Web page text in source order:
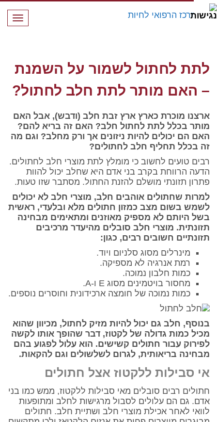
לתת לחתול לשמור על השמנת
– האם מותר לתת חלב לחתול?
ארצנו מוכרת כארץ ארץ זבת חלב (ודבש), אבל האם
מותר בכלל לתת לחתול חלב? האם זה בריא להם?
האם הם יכולים להיות ניזונים אך ורק מחלב? וגם מה
זה בכלל תחליף חלב לחתולים?
רבים טועים לחשוב כי מומלץ לתת מוצרי חלב לחתולים.
הדעה הרווחת בקרב בני אדם היא שחלב יכול להוות
פתרון תזונתי מושלם להזנת החתול. מסתבר שזו טעות.
למרות שחתולים אוהבים חלב, מוצרי חלב לא יכולים
לשמש בשום מצב כמזון חתולים מלא ובלעדי, ראשית
בשל היותם לא מספיק מאוזנים ומתאימים מבחינה
תזונתית. מוצרי חלב סובלים מהיעדר מרכיבים
תזונתיים חשובים רבים, כגון:
מינרלים מסוג סלניום ויוד.
רמת אנרגיה לא מספיקה.
כמות חלבון נמוכה.
מחסור בויטמינים מסוג E ו-A.
כמות נמוכה של חומצה ארכידונית וחוסרים נוספים.
בנוסף, חלב גם יכול להיות מזיק לחתול, מכיוון שהוא
מכיל כמות גדולה של לקטוז, דבר שהופך אותו לקשה
לפירוק עבור חתולים קשישים. הוא עלול לפגוע בהם
מבחינה בריאותית, לגרום לשלשולים וגם להקאות.
אי סבילות ללקטוז אצל חתולים
חתולים רבים סובלים מאי סבילות ללקטוז, ממש כמו בני
אדם. גם הם עלולים לסבול מרגישות לחלב ומתופעות
לוואי לאחר אכילת מוצרי חלב ושתיית חלב. חתולים